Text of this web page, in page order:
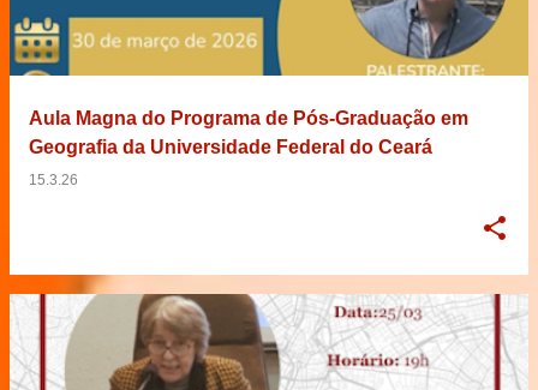
Aula Magna do Programa de Pós-Graduação em
Geografia da Universidade Federal do Ceará
15.3.26